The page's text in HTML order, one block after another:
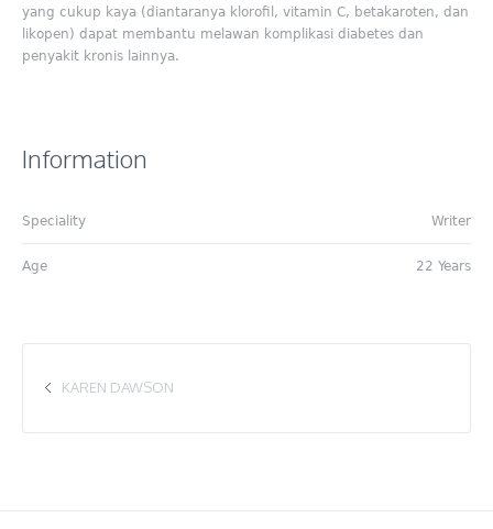
yang cukup kaya (diantaranya klorofil, vitamin C, betakaroten, dan
likopen) dapat membantu melawan komplikasi diabetes dan
penyakit kronis lainnya.
Information
Speciality Writer
Age 22 Years
KAREN DAWSON